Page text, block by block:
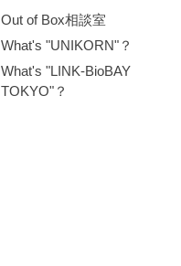
Out of Box相談室
What's "UNIKORN"？
What's "LINK-BioBAY
TOKYO"？